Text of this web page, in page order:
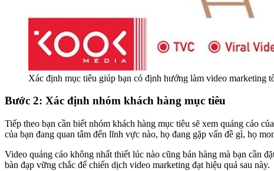
Xác định mục tiêu giúp bạn có định hướng làm video marketing
Bước 2: Xác định nhóm khách hàng mục tiêu
Tiếp theo bạn cần biết nhóm khách hàng mục tiêu sẽ xem quảng cáo
của bạn đang quan tâm đến lĩnh vực nào, họ đang gặp vấn đề gì, họ
Video quảng cáo không nhất thiết lúc nào cũng bán hàng mà bạn cần
bàn đạp vững chắc để chiến dịch video marketing đạt hiệu quả sau này.